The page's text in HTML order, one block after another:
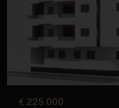
Tidligere
€ 225.000